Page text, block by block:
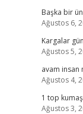
Başka bir
Ağustos 6,
Kargalar
Ağustos 5,
avam insan
Ağustos 4,
1 top
Ağustos 3,